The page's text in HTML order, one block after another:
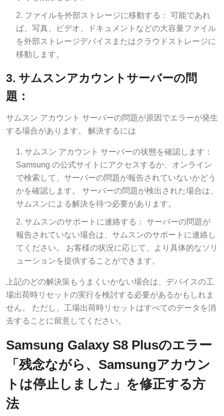
ファイルを外部ストレージに移動する： 可能であれ
ば、写真、ビデオ、ドキュメントなどの大容量ファイル
を外部ストレージデバイスまたはクラウドストレージに
移動します。
3. サムスンアカウントサーバーの問
題：
サムスン アカウント サーバーの問題が原因でエラーが発生
する場合があります。 解決するには
サムスン アカウント サーバーの状態を確認します：
Samsung の公式サイトにアクセスするか、オンライン
で検索して、サーバーの問題が報告されていないかどう
かを確認します。 サーバーの問題が検出された場合は、
サムスンによる解決を待つ必要があります。
サムスンのサポートに連絡する： サーバーの問題が
報告されていない場合は、サムスンのサポートに連絡し
てください。 お客様の状況に応じて、より具体的なソリ
ューションを提供することができます。
上記のどの解決策もうまくいかない場合は、デバイスの工
場出荷時リセットの実行を検討する必要があるかもしれま
せん。 ただし、工場出荷時リセットはすべてのデータを消
去することに留意してください。
Samsung Galaxy S8 Plusのエラー
「残念ながら、Samsungアカウン
トは停止しました」を修正する方
法